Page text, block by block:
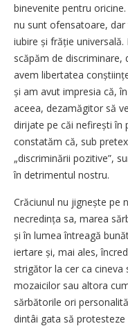
binevenite pentru
nu sunt ofensatoare,
iubire și frăție
scăpăm de discriminare,
avem libertatea
și am avut impresia că,
aceea, dezamăgitor să
dirijate pe căi nefirești în
constatăm că, sub
„discriminării pozitive”,
în detrimentul nostru.
Crăciunul nu jignește pe
necredința sa, marea
și în lumea întreagă
iertare și, mai ales,
strigător la cer ca cineva
mozaicilor sau altora
sărbătorile ori
dintâi gata să